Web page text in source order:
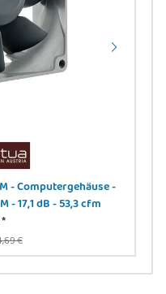
- Computergehäuse -
- 17,1 dB - 53,3 cfm
*
€